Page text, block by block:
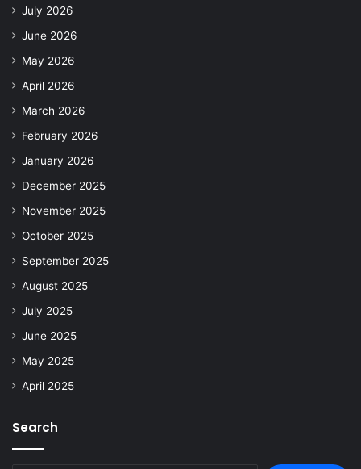
July 2026
June 2026
May 2026
April 2026
March 2026
February 2026
January 2026
December 2025
November 2025
October 2025
September 2025
August 2025
July 2025
June 2025
May 2025
April 2025
Search